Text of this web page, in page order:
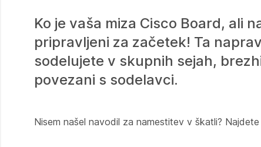
Ko je vaša miza Cisco Board, ali
pripravljeni za začetek! Ta
sodelujete v skupnih sejah,
povezani s sodelavci.
Nisem našel navodil za namestitev v škatli? Najdete